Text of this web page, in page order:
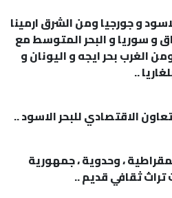
و جورجيا ومن الشرق ارمينا
و سوريا و البحر المتوسط مع
الغرب بحر ايجه و اليونان و
..
الاقتصادي للبحر الاسود ..
، وحدوية ، جمهورية
ثقافي قديم ..